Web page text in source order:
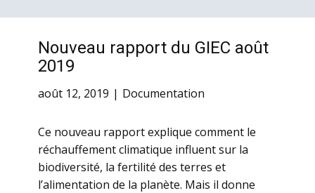
Nouveau rapport du GIEC août
2019
août 12, 2019 Documentation
Ce nouveau rapport explique comment le
réchauffement climatique influent sur la
biodiversité, la fertilité des terres et
l’alimentation de la planète. Mais il donne